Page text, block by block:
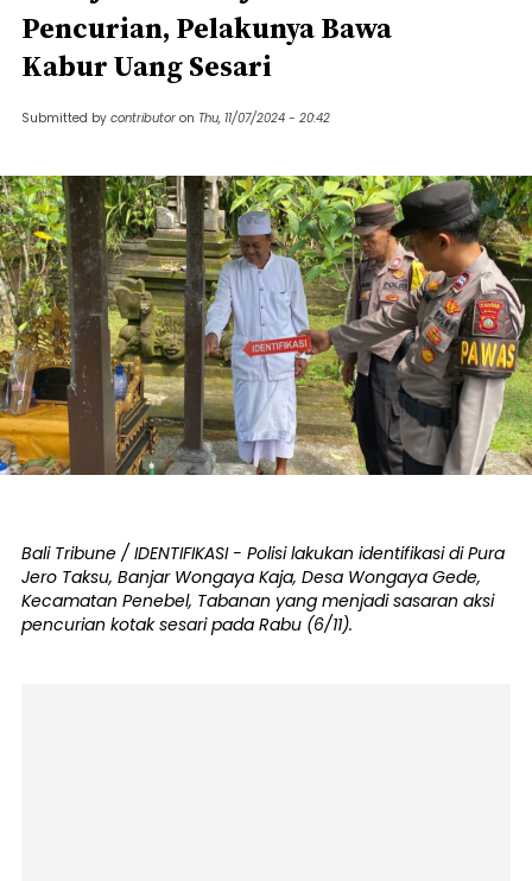
Pencurian, Pelakunya Bawa
Kabur Uang Sesari
Submitted by contributor on Thu, 11/07/2024 - 20:42
Bali Tribune / IDENTIFIKASI - Polisi lakukan identifikasi di Pura
Jero Taksu, Banjar Wongaya Kaja, Desa Wongaya Gede,
Kecamatan Penebel, Tabanan yang menjadi sasaran aksi
pencurian kotak sesari pada Rabu (6/11).